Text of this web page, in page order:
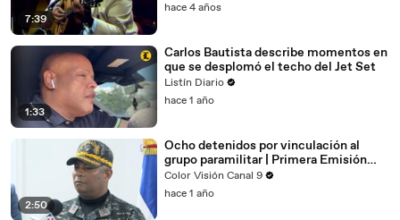
7:39
hace 4 años
1:33
Carlos Bautista describe momentos en
que se desplomó el techo del Jet Set
Listín Diario
hace 1 año
2:50
Ocho detenidos por vinculación al
grupo paramilitar | Primera Emisión
SIN
Color Visión Canal 9
hace 1 año